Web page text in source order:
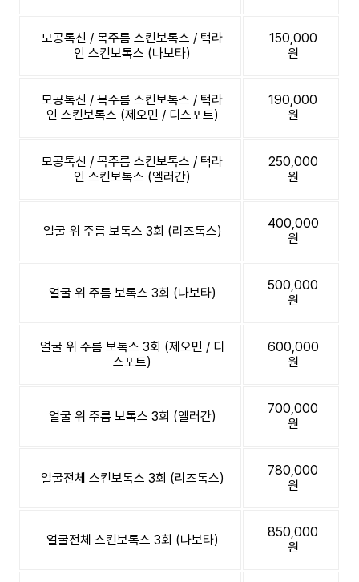
모공톡신 / 목주름 스킨보톡스 / 턱라
인 스킨보톡스 (나보타)
150,000
원
모공톡신 / 목주름 스킨보톡스 / 턱라
인 스킨보톡스 (제오민 / 디스포트)
190,000
원
모공톡신 / 목주름 스킨보톡스 / 턱라
인 스킨보톡스 (엘러간)
250,000
원
얼굴 위 주름 보톡스 3회 (리즈톡스)
400,000
원
얼굴 위 주름 보톡스 3회 (나보타)
500,000
원
얼굴 위 주름 보톡스 3회 (제오민 / 디
스포트)
600,000
원
얼굴 위 주름 보톡스 3회 (엘러간)
700,000
원
얼굴전체 스킨보톡스 3회 (리즈톡스)
780,000
원
얼굴전체 스킨보톡스 3회 (나보타)
850,000
원